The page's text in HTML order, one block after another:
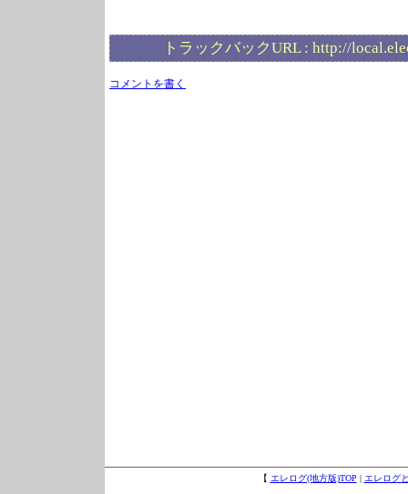
トラックバックURL : http://
コメントを書く
【 エレログ(地方版)TOP | エレログ